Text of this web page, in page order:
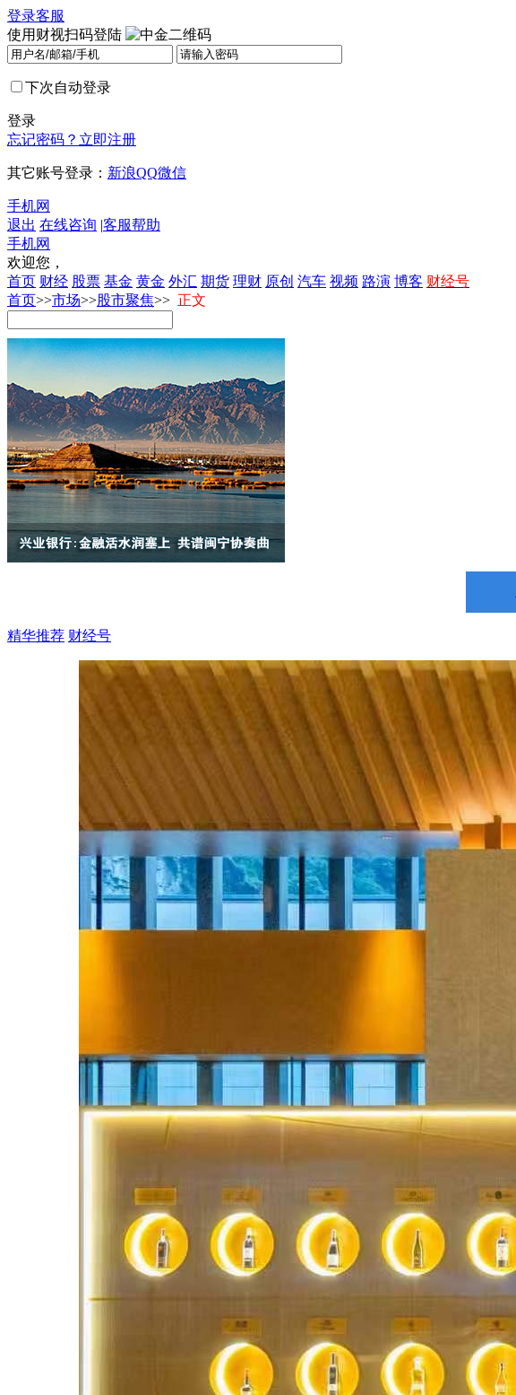
登录客服
使用财视扫码登陆
下次自动登录
登录
忘记密码？ 立即注册
其它账号登录： 新浪QQ微信
手机网
退出 在线咨询 |客服帮助
手机网
欢迎您，
首页 财经 股票 基金 黄金 外汇 期货 理财 原创 汽车 视频 路演 博客 财经号
首页>>市场>>股市聚焦>> 正文
精华推荐 财经号